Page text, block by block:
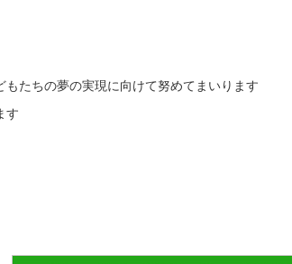
たちの夢の実現に向けて努めてまいります
す